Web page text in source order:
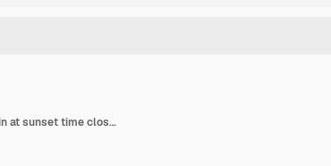
Pretty lady eats sugar cotton wool against blurry fountain at sunset time closeup slow motion. Street dessert in urban park. Woman remembers carefree childhood